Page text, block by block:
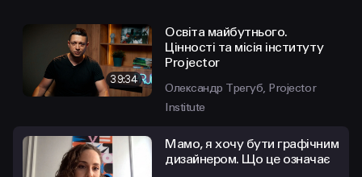
39:34
Освіта майбутнього.
Цінності та місія інституту
Projector
Олександр Трегуб, Projector
Institute
Мамо, я хочу бути графічним
дизайнером. Що це означає